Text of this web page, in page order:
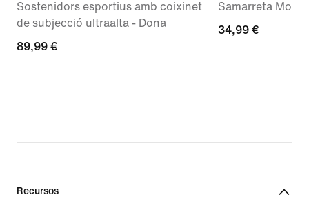
Sostenidors esportius amb coixinet
de subjecció ultraalta - Dona
89,99 €
89,99 €
Samarreta
34,99 €
34,99 €
Recursos